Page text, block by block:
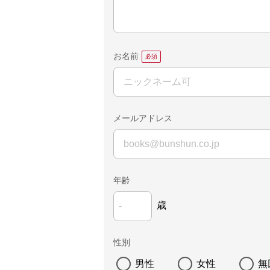
お名前
メールアドレス
年齢
歳
性別
男性 女性 無